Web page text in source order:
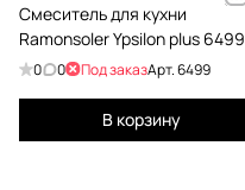
Смеситель для кухни
Ramonsoler Ypsilon plus 6499
0 0 Под заказАрт.6499
В корзину